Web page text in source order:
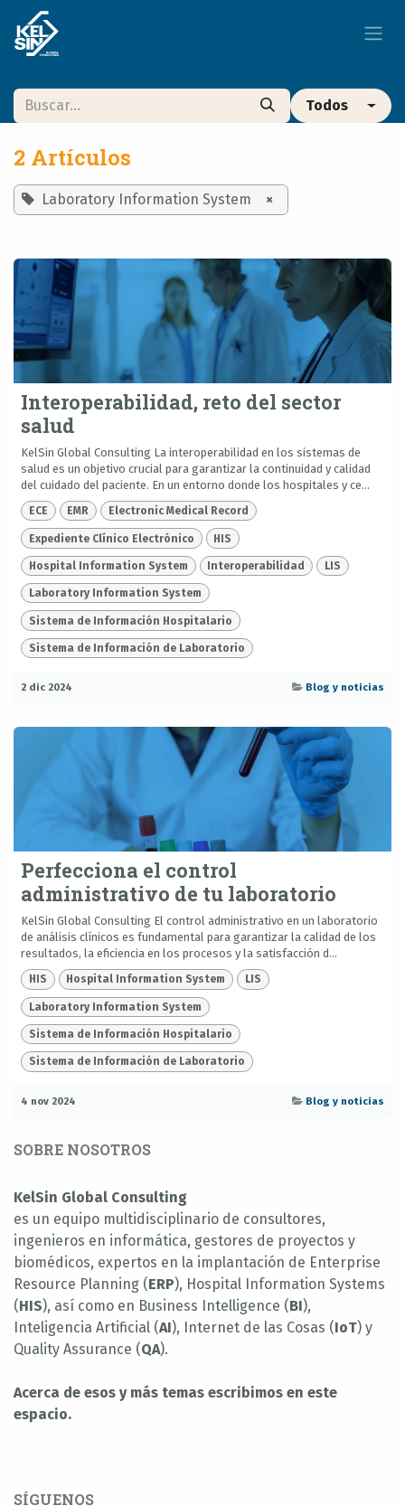
Ir al contenido
Todos
2 Artículos
Laboratory Information System ×
Interoperabilidad, reto del sector
salud
KelSin Global Consulting La interoperabilidad en los sistemas de
salud es un objetivo crucial para garantizar la continuidad y calidad
del cuidado del paciente. En un entorno donde los hospitales y ce...
ECE EMR Electronic Medical Record
Expediente Clínico Electrónico HIS
Hospital Information System Interoperabilidad LIS
Laboratory Information System
Sistema de Información Hospitalario
Sistema de Información de Laboratorio
2 dic 2024 Blog y noticias
Perfecciona el control
administrativo de tu laboratorio
KelSin Global Consulting El control administrativo en un laboratorio
de análisis clínicos es fundamental para garantizar la calidad de los
resultados, la eficiencia en los procesos y la satisfacción d...
HIS Hospital Information System LIS
Laboratory Information System
Sistema de Información Hospitalario
Sistema de Información de Laboratorio
4 nov 2024 Blog y noticias
SOBRE NOSOTROS
KelSin Global Consulting
es un equipo multidisciplinario de consultores,
ingenieros en informática, gestores de proyectos y
biomédicos, expertos en la implantación de Enterprise
Resource Planning (ERP), Hospital Information Systems
(HIS), así como en Business Intelligence (BI),
Inteligencia Artificial (AI), Internet de las Cosas (IoT) y
Quality Assurance (QA).
Acerca de esos y más temas escribimos en este
espacio.
SÍGUENOS